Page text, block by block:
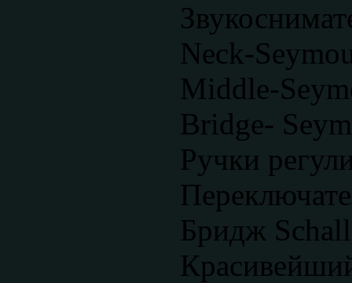
Neck-
Middle-
Bridge-
Ручки
Бридж